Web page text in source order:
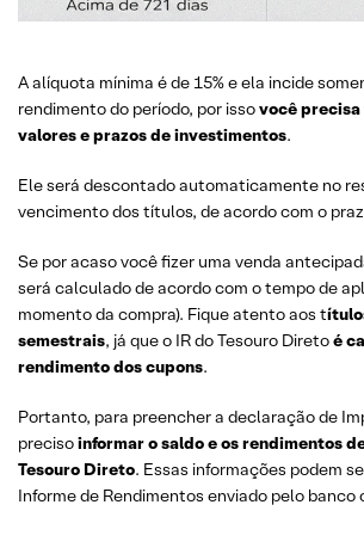
A alíquota mínima é de 15% e ela incide
rendimento do período, por issovocê
valores e prazos de investimentos.
Ele será descontado automaticamente no
vencimento dos títulos, de acordo com o
Se por acaso você fizer uma venda
será calculado de acordo com o tempo de
momento da compra). Fique atento aos t
semestrais, já que o IR do Tesouro Diretoé
rendimento dos cupons.
Portanto, para preencher a declaração de
precisoinformar o saldo e os rendimentos
Tesouro Direto. Essas informações podem
Informe de Rendimentos enviado pelo banco